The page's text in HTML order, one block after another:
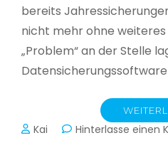
bereits
nicht mehr ohne weiteres
„Problem“ an der Stelle
Kai Hinterlasse einen